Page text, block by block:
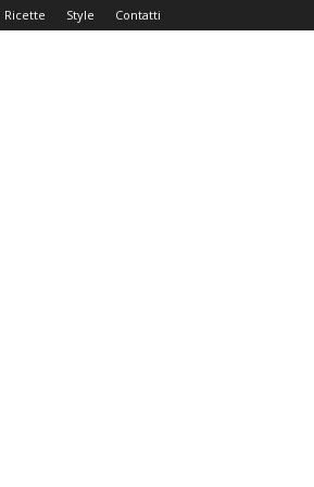
Ricette Style Contatti